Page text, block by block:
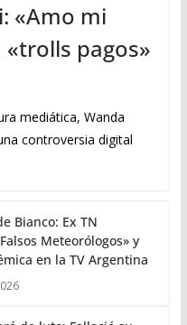
«Amo mi
«trolls pagos»
mediática, Wanda
controversia digital
Bianco: Ex TN
Meteorólogos» y
en la TV Argentina